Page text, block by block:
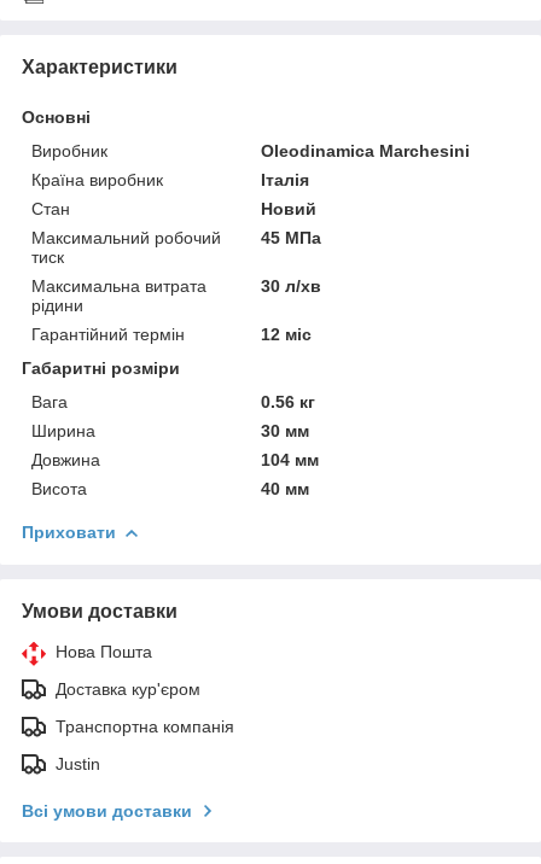
Характеристики
Основні
Виробник
Oleodinamica Marchesini
Країна виробник
Італія
Стан
Новий
Максимальний робочий
тиск
45 МПа
Максимальна витрата
рідини
30 л/хв
Гарантійний термін
12 міс
Габаритні розміри
Вага
0.56 кг
Ширина
30 мм
Довжина
104 мм
Висота
40 мм
Приховати
Умови доставки
Нова Пошта
Доставка кур'єром
Транспортна компанія
Justin
Всі умови доставки